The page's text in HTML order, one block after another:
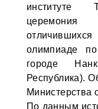
институте
церемония
олимпиаде
городе
Республика).
Министерства
По данным